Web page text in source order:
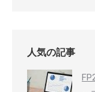
人気の記事